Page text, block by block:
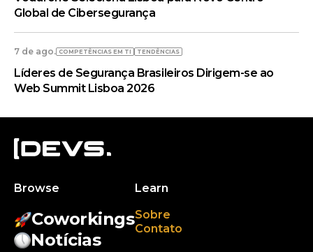
Global de Cibersegurança
7 de ago. COMPETÊNCIAS EM TI TENDÊNCIAS
Líderes de Segurança Brasileiros Dirigem-se ao
Web Summit Lisboa 2026
Browse
Coworkings
Notícias
Learn
Sobre
Contato